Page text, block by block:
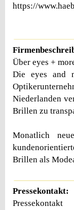
https://
Über eyes +
Die eyes and
Niederlanden
Brillen zu
Monatlich
Brillen als
Pressekontakt:
Pressekontakt